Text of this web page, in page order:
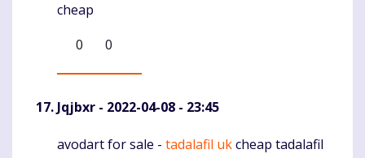
cheap
0
0
Jqjbxr - 2022-04-08 - 23:45
Komentaras
avodart for sale - tadalafil ukcheap tadalafil